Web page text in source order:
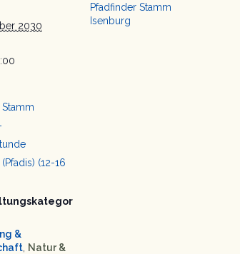
2030
(12-16
&
, Natur &
Pfadfinder Stamm
Isenburg